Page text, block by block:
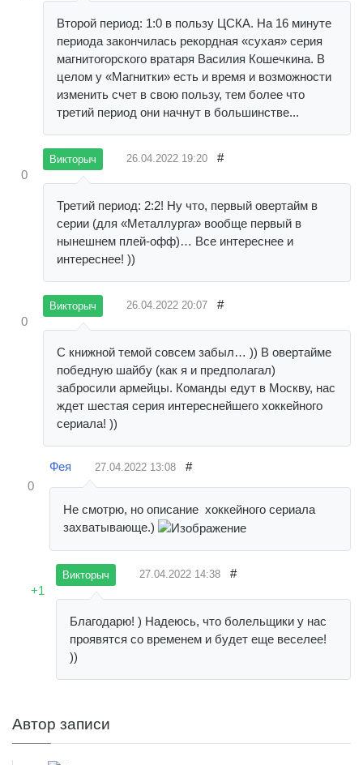
Второй период: 1:0 в пользу ЦСКА. На 16 минуте
периода закончилась рекордная «сухая» серия
магнитогорского вратаря Василия Кошечкина. В
целом у «Магнитки» есть и время и возможности
изменить счет в свою пользу, тем более что
третий период они начнут в большинстве...
0
Викторыч 26.04.2022 19:20 #
Третий период: 2:2! Ну что, первый овертайм в
серии (для «Металлурга» вообще первый в
нынешнем плей-офф)… Все интереснее и
интереснее! ))
0
Викторыч 26.04.2022 20:07 #
С книжной темой совсем забыл… )) В овертайме
победную шайбу (как я и предполагал)
забросили армейцы. Команды едут в Москву, нас
ждет шестая серия интереснейшего хоккейного
сериала! ))
0
Фея 27.04.2022 13:08 #
Не смотрю, но описание хоккейного сериала
захватывающе.)
+1
Викторыч 27.04.2022 14:38 #
Благодарю! ) Надеюсь, что болельщики у нас
проявятся со временем и будет еще веселее!
))
Автор записи